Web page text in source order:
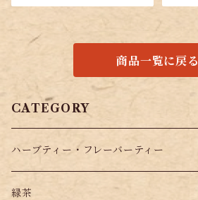
商品一覧に戻る
CATEGORY
ハーブティー・フレーバーティー
緑茶